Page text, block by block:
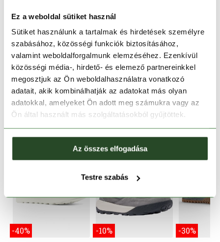
Ez a weboldal sütiket használ
Sütiket használunk a tartalmak és hirdetések személyre
szabásához, közösségi funkciók biztosításához,
valamint weboldalforgalmunk elemzéséhez. Ezenkívül
közösségi média-, hirdető- és elemező partnereinkkel
megosztjuk az Ön weboldalhasználatra vonatkozó
adatait, akik kombinálhatják az adatokat más olyan
adatokkal, amelyeket Ön adott meg számukra vagy az
Ön által használt más szolgáltatásokból gyűjtöttek.
Az összes elfogadása
Testre szabás
TERMÉKLEÍRÁS
TERMÉK RÉSZLETEK
Ingyenes kiszállítás 15 000 Ft felett
HASONLÓ TERMÉKEK
-40% -10% -30%